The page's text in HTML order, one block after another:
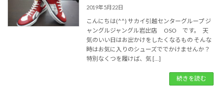
2019年5月22日
こんにちは(^^) サカイ引越センターグループ ジ
ャングルジャングル岩出店 OSO です。 天
気のいい日はお出かけをしたくなるもの そんな
時はお気に入りのシューズででかけませんか？
特別なくつを履けば、気 […]
続きを読む